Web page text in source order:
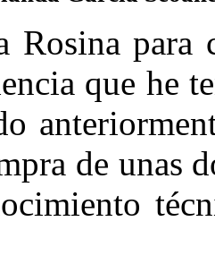
Rosina
que he
de unas